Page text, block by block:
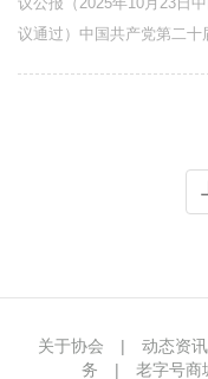
议通过）中国共产党第二十
关于协会 | 动态资讯
务
| 老字号商